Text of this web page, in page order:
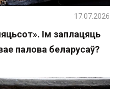
Ім заплацяць
палова беларусаў?
17.07.2026